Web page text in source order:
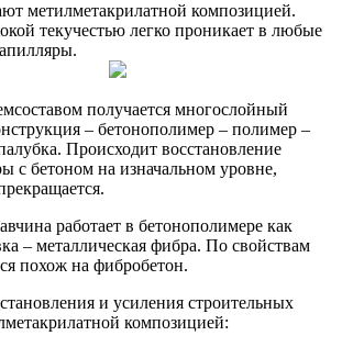
метилметакрилатной композицией.
текучестью легко проникает в любые
получается многослойный
– бетонополимер – полимер –
Происходит восстановление
с бетоном на изначальном уровне,
работает в бетонополимере как
– металлическая фибра. По свойствам
похож на фибробетон.
и усиления строительных
композицией: